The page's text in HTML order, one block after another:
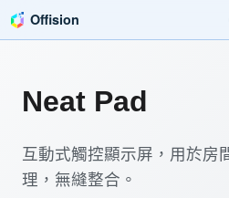
Offision
Neat Pad
互動式觸控顯示屏，用於房
理，無縫整合。